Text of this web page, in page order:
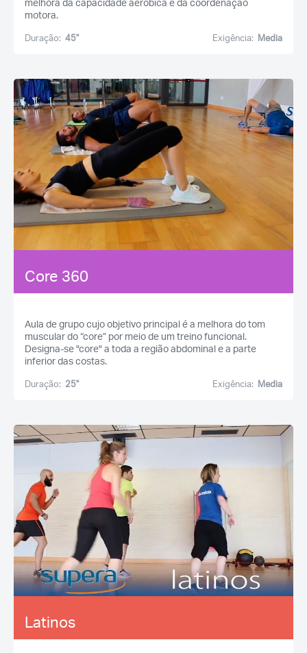
Já é sócio mais ainda
não está registado?
Esqueceu a sua senha?
melhora da capacidade aeróbica e da coordenação
motora.
Duração: 45'' Exigência: Media
Core 360
Aula de grupo cujo objetivo principal é a melhora do tom
muscular do “core” por meio de um treino funcional.
Designa-se "core" a toda a região abdominal e a parte
inferior das costas.
Duração: 25'' Exigência: Media
Latinos